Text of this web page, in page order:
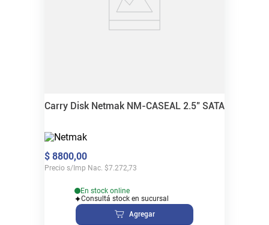
Carry Disk Netmak NM-CASEAL 2.5" SATA
$ 8800,00
Precio s/Imp Nac. $7.272,73
En stock online
Consultá stock en sucursal
Agregar